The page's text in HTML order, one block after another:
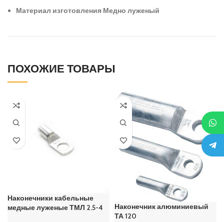
Материал изготовления Медно луженый
ПОХОЖИЕ ТОВАРЫ
Наконечники кабельные
медные луженые ТМЛ 2.5-4
Наконечник алюминиевый
ТА 120